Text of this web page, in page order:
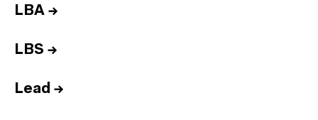
LBA →
LBS →
Lead →